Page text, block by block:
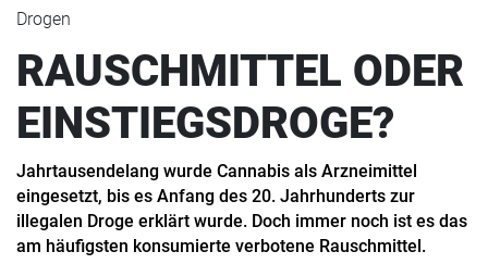
Drogen
RAUSCHMITTEL ODER
EINSTIEGSDROGE?
Jahrtausendelang wurde Cannabis als Arzneimittel
eingesetzt, bis es Anfang des 20. Jahrhunderts zur
illegalen Droge erklärt wurde. Doch immer noch ist es das
am häufigsten konsumierte verbotene Rauschmittel.